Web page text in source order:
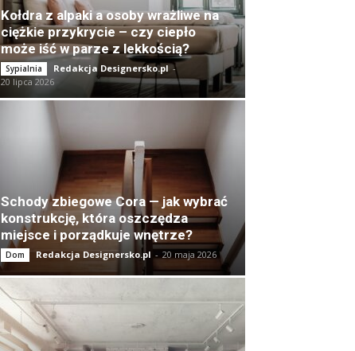
Kołdra z alpaki a osoby wrażliwe na
ciężkie przykrycie – czy ciepło
może iść w parze z lekkością?
Sypialnia Redakcja Designersko.pl -
20 lipca 2026
Schody zbiegowe Cora — jak wybrać
konstrukcję, która oszczędza
miejsce i porządkuje wnętrze?
Dom Redakcja Designersko.pl - 20 maja 2026